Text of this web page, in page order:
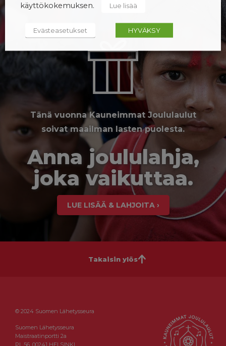
Tänä vuonna Kauneimmat Joululaulut
soivat maailman lasten puolesta.
Anna joululahja,
joka vaikuttaa.
LUE LISÄÄ & LAHJOITA ›
Takaisin ylös
© 2024 Suomen Lähetysseura
Suomen Lähetysseura
Maistraatinportti 2a
PL 56, 00241 HELSINKI
käyttökokemuksen.
Lue lisää
Evästeasetukset HYVÄKSY